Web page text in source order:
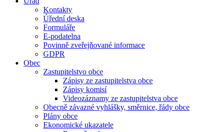
Kontakty
Úřední deska
Formuláře
E-podatelna
Povinně zveřejňované informace
GDPR
Obec
Zastupitelstvo obce
Zápisy ze zastupitelstva obce
Zápisy komisí
Videozáznamy ze zastupitelstva obce
Obecně závazné vyhlášky, směrnice, řády obce
Plány obce
Ekonomické ukazatele